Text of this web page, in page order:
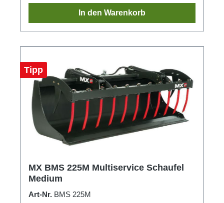
In den Warenkorb
Tipp
MX BMS 225M Multiservice Schaufel
Medium
Art-Nr. BMS 225M